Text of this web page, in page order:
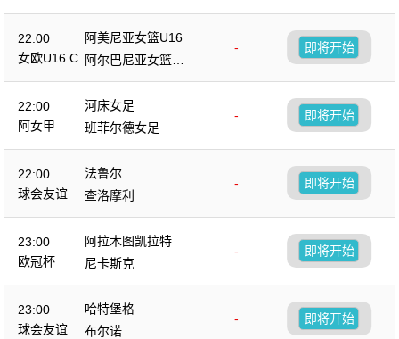
22:00
女欧U16 C
阿美尼亚女篮U16
-
阿尔巴尼亚女篮U1
6
即将开始
22:00
阿女甲
河床女足
-
班菲尔德女足
即将开始
22:00
球会友谊
法鲁尔
-
查洛摩利
即将开始
23:00
欧冠杯
阿拉木图凯拉特
-
尼卡斯克
即将开始
23:00
球会友谊
哈特堡格
-
布尔诺
即将开始